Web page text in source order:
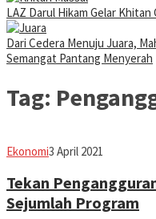
LAZ Darul Hikam Gelar
Dari Cedera Menuju Juara,
Semangat Pantang Menyerah
Tag:
EkonomiEddy
3 April 2021
Tekan
Sejumlah Program